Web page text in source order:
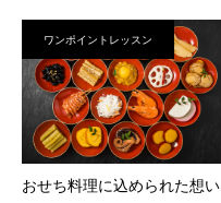
ワンポイントレッスン
おせち料理に込められた想い